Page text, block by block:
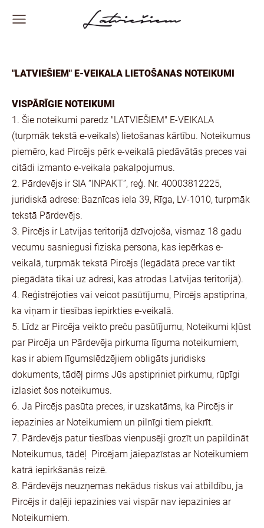
"LATVIEŠIEM" E-VEIKALA LIETOŠANAS NOTEIKUMI
VISPĀRĪGIE NOTEIKUMI
1. Šie noteikumi paredz "LATVIEŠIEM" E-VEIKALA
(turpmāk tekstā e-veikals) lietošanas kārtību. Noteikumus
piemēro, kad Pircējs pērk e-veikalā piedāvātās preces vai
citādi izmanto e-veikala pakalpojumus.
2. Pārdevējs ir SIA “INPAKT”, reģ. Nr. 40003812225,
juridiskā adrese: Baznīcas iela 39, Rīga, LV-1010, turpmāk
tekstā Pārdevējs.
3. Pircējs ir Latvijas teritorijā dzīvojoša, vismaz 18 gadu
vecumu sasniegusi fiziska persona, kas iepērkas e-
veikalā, turpmāk tekstā Pircējs (Iegādātā prece var tikt
piegādāta tikai uz adresi, kas atrodas Latvijas teritorijā).
4. Reģistrējoties vai veicot pasūtījumu, Pircējs apstiprina,
ka viņam ir tiesības iepirkties e-veikalā.
5. Līdz ar Pircēja veikto preču pasūtījumu, Noteikumi kļūst
par Pircēja un Pārdevēja pirkuma līguma noteikumiem,
kas ir abiem līgumslēdzējiem obligāts juridisks
dokuments, tādēļ pirms Jūs apstipriniet pirkumu, rūpīgi
izlasiet šos noteikumus.
6. Ja Pircējs pasūta preces, ir uzskatāms, ka Pircējs ir
iepazinies ar Noteikumiem un pilnīgi tiem piekrīt.
7. Pārdevējs patur tiesības vienpusēji grozīt un papildināt
Noteikumus, tādēļ Pircējam jāiepazīstas ar Noteikumiem
katrā iepirkšanās reizē.
8. Pārdevējs neuzņemas nekādus riskus vai atbildību, ja
Pircējs ir daļēji iepazinies vai vispār nav iepazinies ar
Noteikumiem.